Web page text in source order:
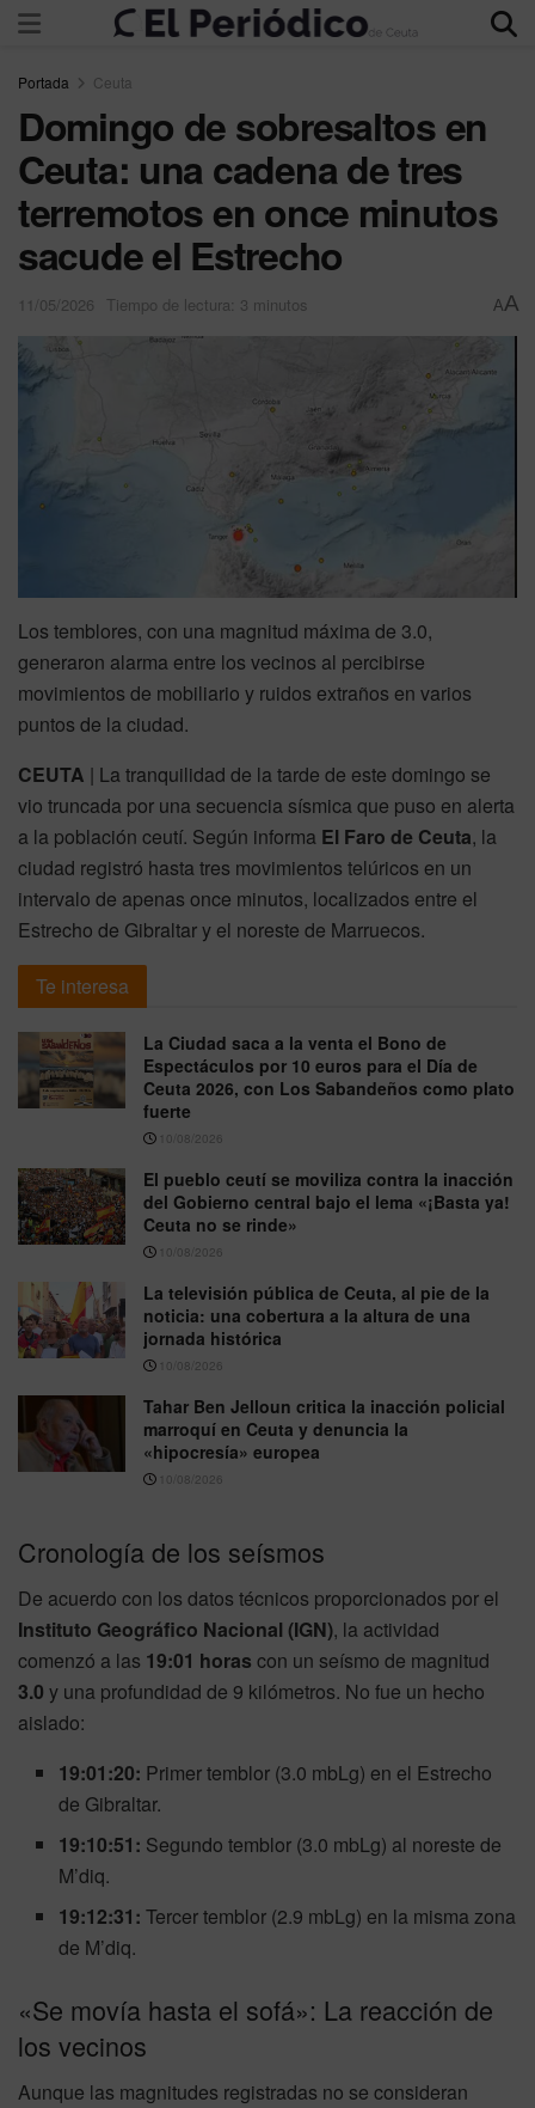
Portada Ceuta
Domingo de sobresaltos en
Ceuta: una cadena de tres
terremotos en once minutos
sacude el Estrecho
11/05/2026 Tiempo de lectura: 3 minutos AA
Los temblores, con una magnitud máxima de 3.0,
generaron alarma entre los vecinos al percibirse
movimientos de mobiliario y ruidos extraños en varios
puntos de la ciudad.
CEUTA | La tranquilidad de la tarde de este domingo se
vio truncada por una secuencia sísmica que puso en alerta
a la población ceutí. Según informa El Faro de Ceuta, la
ciudad registró hasta tres movimientos telúricos en un
intervalo de apenas once minutos, localizados entre el
Estrecho de Gibraltar y el noreste de Marruecos.
Te interesa
La Ciudad saca a la venta el Bono de
Espectáculos por 10 euros para el Día de
Ceuta 2026, con Los Sabandeños como plato
fuerte
10/08/2026
El pueblo ceutí se moviliza contra la inacción
del Gobierno central bajo el lema «¡Basta ya!
Ceuta no se rinde»
10/08/2026
La televisión pública de Ceuta, al pie de la
noticia: una cobertura a la altura de una
jornada histórica
10/08/2026
Tahar Ben Jelloun critica la inacción policial
marroquí en Ceuta y denuncia la
«hipocresía» europea
10/08/2026
Cronología de los seísmos
De acuerdo con los datos técnicos proporcionados por el
Instituto Geográfico Nacional (IGN), la actividad
comenzó a las 19:01 horas con un seísmo de magnitud
3.0 y una profundidad de 9 kilómetros. No fue un hecho
aislado:
19:01:20: Primer temblor (3.0 mbLg) en el Estrecho
de Gibraltar.
19:10:51: Segundo temblor (3.0 mbLg) al noreste de
M’diq.
19:12:31: Tercer temblor (2.9 mbLg) en la misma zona
de M’diq.
«Se movía hasta el sofá»: La reacción de
los vecinos
Aunque las magnitudes registradas no se consideran